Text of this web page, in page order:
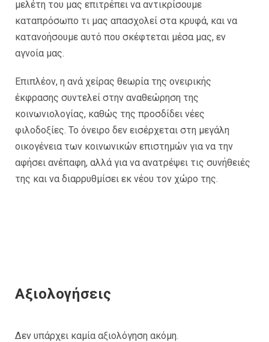
μελέτη του μας επιτρέπει να αντικρίσουμε
καταπρόσωπο τι μας απασχολεί στα κρυφά, και να
κατανοήσουμε αυτό που σκέφτεται μέσα μας, εν
αγνοία μας.
Επιπλέον, η ανά χείρας θεωρία της ονειρικής
έκφρασης συντελεί στην αναθεώρηση της
κοινωνιολογίας, καθώς της προσδίδει νέες
φιλοδοξίες. To όνειρο δεν εισέρχεται στη μεγάλη
οικογένεια των κοινωνικών επιστημών για να την
αφήσει ανέπαφη, αλλά για να ανατρέψει τις συνήθειές
της και να διαρρυθμίσει εκ νέου τον χώρο της.
Αξιολογήσεις
Δεν υπάρχει καμία αξιολόγηση ακόμη.